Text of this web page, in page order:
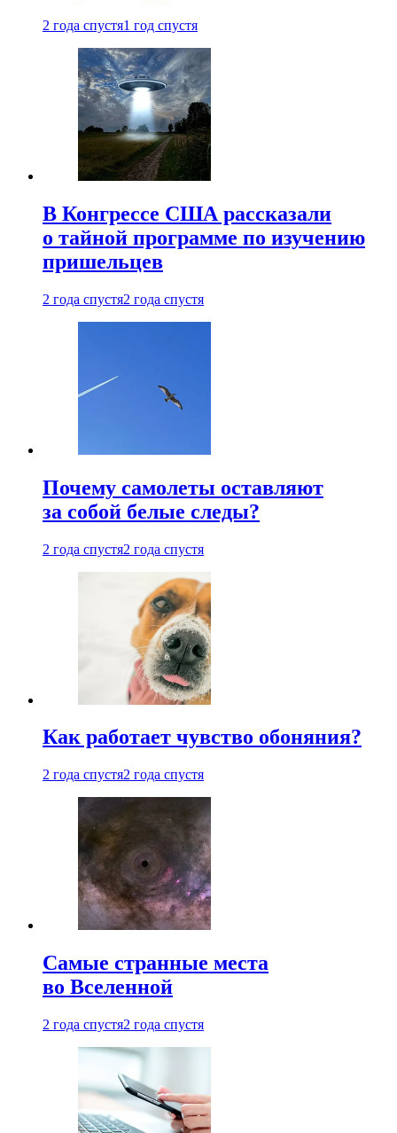
2 года спустя1 год спустя
В Конгрессе США рассказали
о тайной программе по изучению
пришельцев
2 года спустя2 года спустя
Почему самолеты оставляют
за собой белые следы?
2 года спустя2 года спустя
Как работает чувство обоняния?
2 года спустя2 года спустя
Самые странные места
во Вселенной
2 года спустя2 года спустя